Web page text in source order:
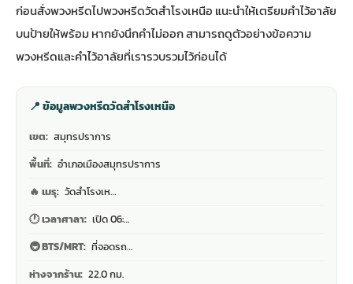
ก่อนสั่งพวงหรีดไปพวงหรีดวัดสำโรงเหนือ แนะนำให้เตรียมคำไว้อาลัย
บนป้ายให้พร้อม หากยังนึกคำไม่ออก สามารถดูตัวอย่างข้อความ
พวงหรีดและคำไว้อาลัยที่เรารวบรวมไว้ก่อนได้
📍 ข้อมูลพวงหรีดวัดสำโรงเหนือ
เขต: สมุทรปราการ
พื้นที่: อำเภอเมืองสมุทรปราการ
🔥 เมรุ: วัดสำโรงเห…
🕐 เวลาศาลา: เปิด 06:…
🚇 BTS/MRT: ที่จอดรถ…
ห่างจากร้าน: 22.0 กม.